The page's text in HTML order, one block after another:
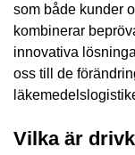
som både kunder
kombinerar
innovativa
oss till de
Vilka är